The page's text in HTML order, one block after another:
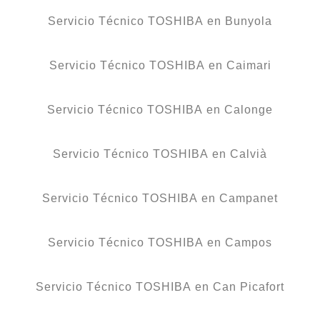
Servicio Técnico TOSHIBA en Bunyola
Servicio Técnico TOSHIBA en Caimari
Servicio Técnico TOSHIBA en Calonge
Servicio Técnico TOSHIBA en Calvià
Servicio Técnico TOSHIBA en Campanet
Servicio Técnico TOSHIBA en Campos
Servicio Técnico TOSHIBA en Can Picafort